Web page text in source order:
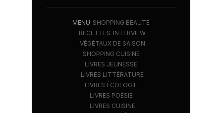
MENU SHOPPING BEAUTÉ
RECETTES INTERVIEW
VÉGÉTAUX DE SAISON
SHOPPING CUISINE
LIVRES JEUNESSE
LIVRES LITTÉRATURE
LIVRES ÉCOLOGIE
LIVRES POÉSIE
LIVRES CUISINE